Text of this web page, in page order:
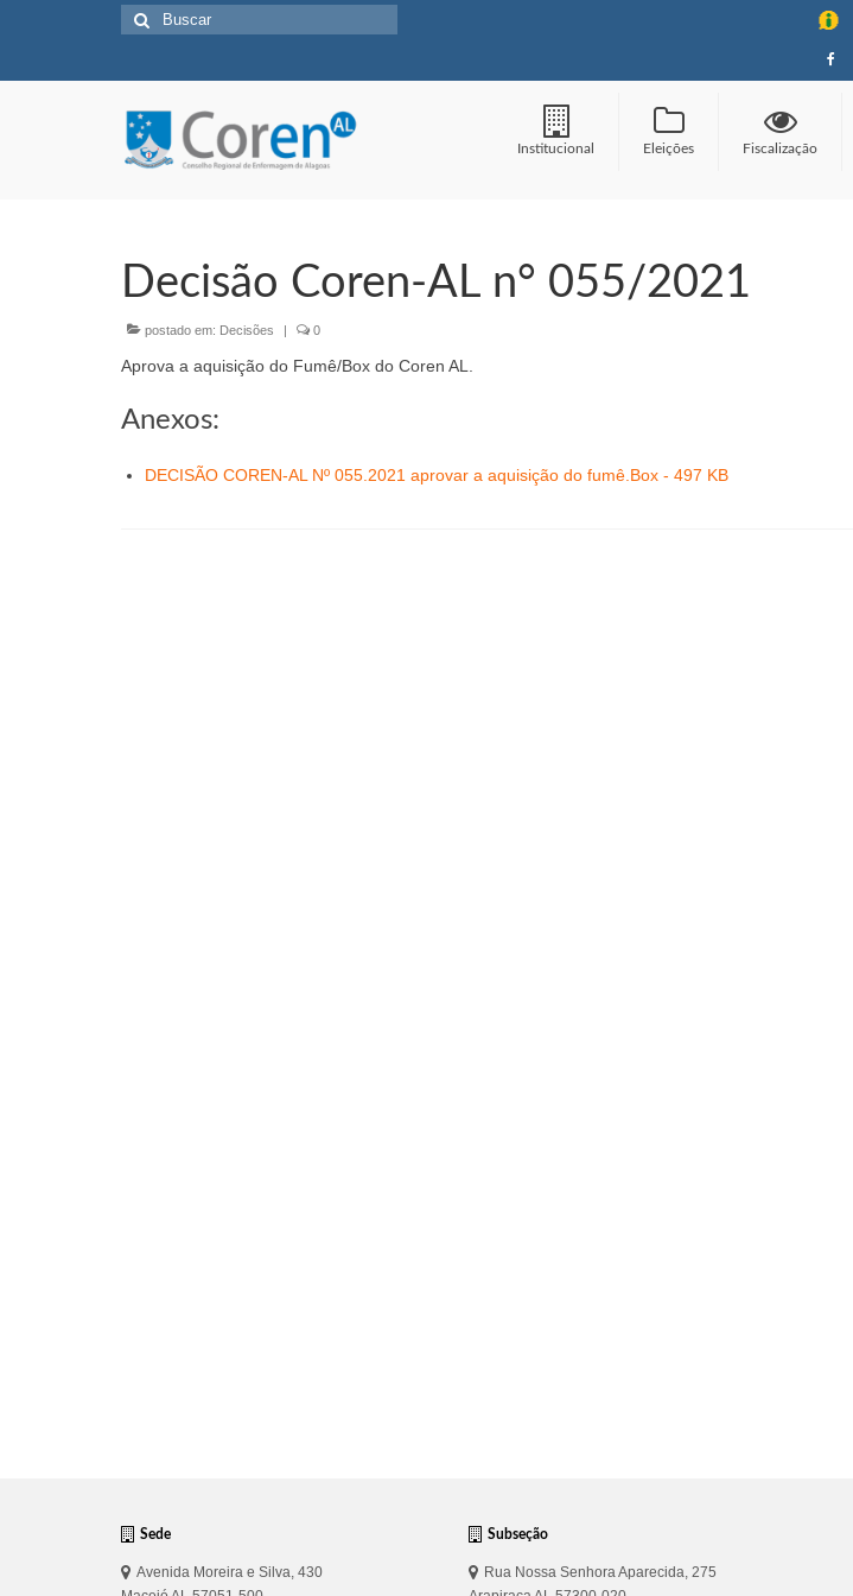
Buscar
por:
Institucional Eleições Fiscalização
Decisão Coren-AL n° 055/2021
postado em: Decisões | 0
Aprova a aquisição do Fumê/Box do Coren AL.
Anexos:
DECISÃO COREN-AL Nº 055.2021 aprovar a aquisição do fumê.Box - 497 KB
Sede
Avenida Moreira e Silva, 430
Subseção
Rua Nossa Senhora Aparecida, 275